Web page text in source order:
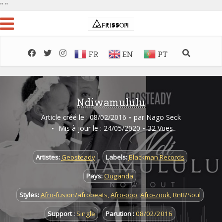
" "
FR EN PT
Ndiwamululu
Article créé le : 08/02/2016 par Nago Seck
Mis à jour le : 24/05/2020
32 Vues
Artistes: Geosteady Labels:Blackman Records
Pays:Ouganda
Styles:Afro-fusion/afrobeats,Afro-pop,Afro-zouk,RnB/Soul
Support :Single Parution :08/02/2016